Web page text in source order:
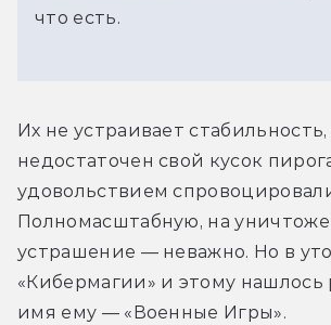
что есть.
Их не устраивает
недостаточен свой кусок
удовольствием
Полномасштабную, на
устрашение — неважно. Но в
«Кибермагии» и этому нашлось
имя ему — «Военные Игры».